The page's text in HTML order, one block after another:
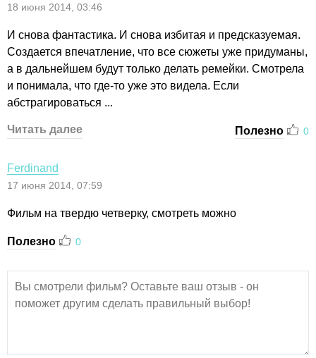
18 июня 2014, 03:46
И снова фантастика. И снова избитая и предсказуемая.
Создается впечатление, что все сюжеты уже придуманы,
а в дальнейшем будут только делать ремейки. Смотрела
и понимала, что где-то уже это видела. Если
абстрагироваться ...
Читать далее Полезно 0
Ferdinand
17 июня 2014, 07:59
Фильм на твердю четверку, смотреть можно
Полезно 0